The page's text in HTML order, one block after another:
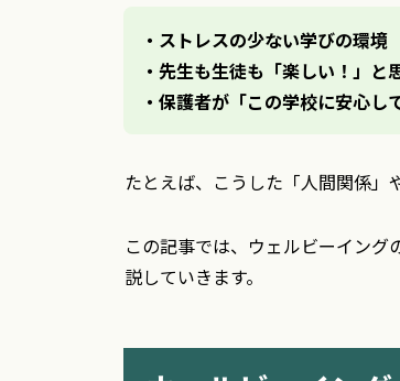
・ストレスの少ない学びの環境
・先生も生徒も「楽しい！」と
・保護者が「この学校に安心し
たとえば、こうした「人間関係」
この記事では、ウェルビーイン
説していきます。